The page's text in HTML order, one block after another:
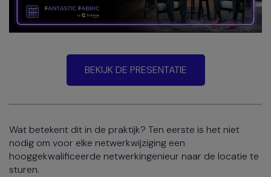
BEKIJK DE PRESENTATIE
Wat betekent dit in de praktijk? Ten eerste is het niet
nodig om voor elke netwerkwijziging een
hooggekwalificeerde netwerkingenieur naar de locatie te
sturen.